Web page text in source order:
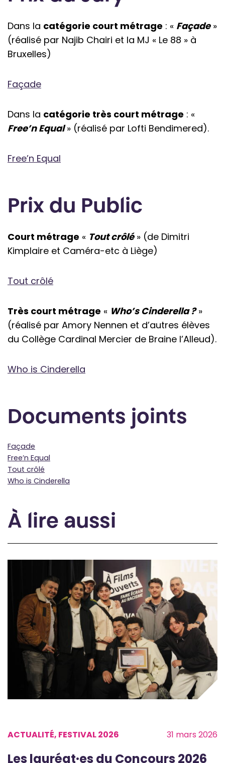
Dans la catégorie court métrage : « Façade »
(réalisé par Najib Chairi et la MJ « Le 88 » à
Bruxelles)
Façade
Dans la catégorie très court métrage : «
Free’n Equal » (réalisé par Lofti Bendimered).
Free’n Equal
Prix du Public
Court métrage « Tout crôlé » (de Dimitri
Kimplaire et Caméra-etc à Liège)
Tout crôlé
Très court métrage « Who’s Cinderella ? »
(réalisé par Amory Nennen et d’autres élèves
du Collège Cardinal Mercier de Braine l’Alleud).
Who is Cinderella
Documents joints
Façade
Free’n Equal
Tout crôlé
Who is Cinderella
À lire aussi
ACTUALITÉ, FESTIVAL 2026 31 mars 2026
Les lauréat·es du Concours 2026